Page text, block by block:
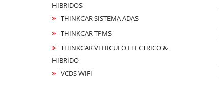
HIBRIDOS
THINKCAR SISTEMA ADAS
THINKCAR TPMS
THINKCAR VEHICULO ELECTRICO &
HIBRIDO
VCDS WIFI